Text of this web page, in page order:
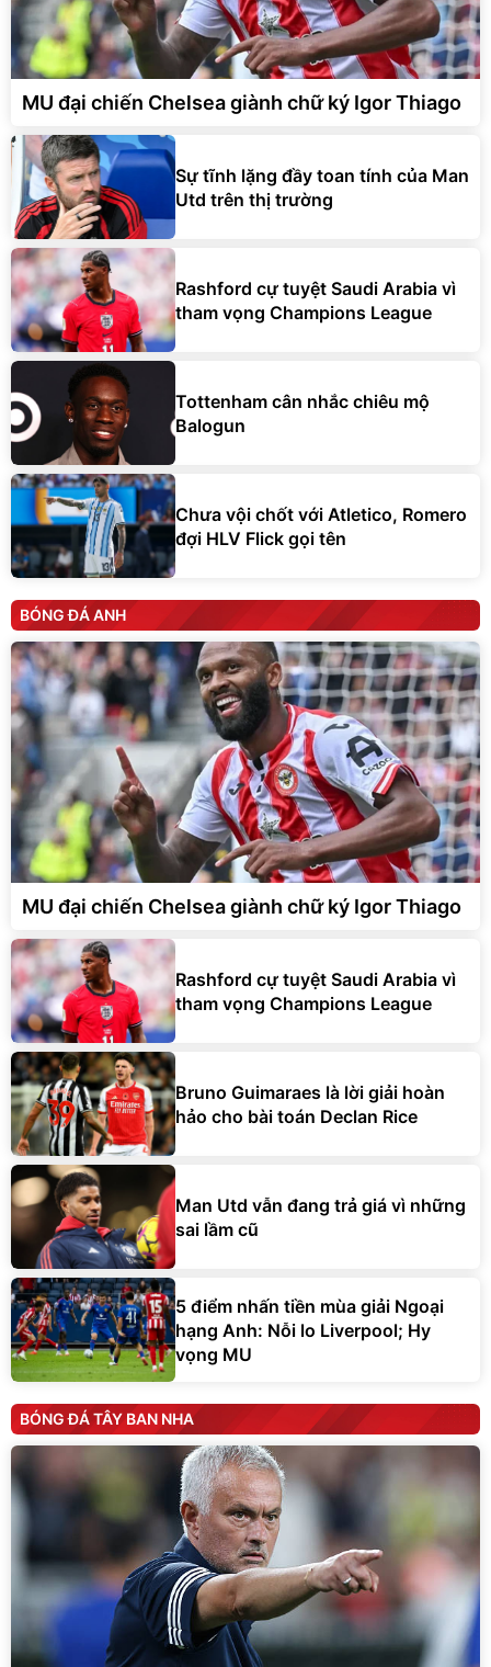
MU đại chiến Chelsea giành chữ ký Igor Thiago
Sự tĩnh lặng đầy toan tính của Man
Utd trên thị trường
Rashford cự tuyệt Saudi Arabia vì
tham vọng Champions League
Tottenham cân nhắc chiêu mộ
Balogun
Chưa vội chốt với Atletico, Romero
đợi HLV Flick gọi tên
BÓNG ĐÁ ANH
MU đại chiến Chelsea giành chữ ký Igor Thiago
Rashford cự tuyệt Saudi Arabia vì
tham vọng Champions League
Bruno Guimaraes là lời giải hoàn
hảo cho bài toán Declan Rice
Man Utd vẫn đang trả giá vì những
sai lầm cũ
5 điểm nhấn tiền mùa giải Ngoại
hạng Anh: Nỗi lo Liverpool; Hy
vọng MU
BÓNG ĐÁ TÂY BAN NHA